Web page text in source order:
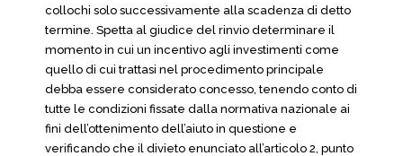
collochi solo successivamente alla scadenza di detto
termine. Spetta al giudice del rinvio determinare il
momento in cui un incentivo agli investimenti come
quello di cui trattasi nel procedimento principale
debba essere considerato concesso, tenendo conto di
tutte le condizioni fissate dalla normativa nazionale ai
fini dell’ottenimento dell’aiuto in questione e
verificando che il divieto enunciato all’articolo 2, punto